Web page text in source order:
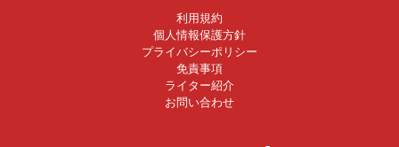
利用規約
個人情報保護方針
プライバシーポリシー
免責事項
ライター紹介
お問い合わせ